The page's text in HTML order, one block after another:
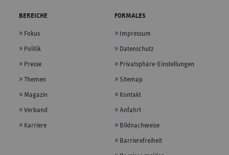
BEREICHE
Fokus
Politik
Presse
Themen
Magazin
Verband
Karriere
FORMALES
Impressum
Datenschutz
Privatsphäre-Einstellungen
Sitemap
Kontakt
Anfahrt
Bildnachweise
Barrierefreiheit